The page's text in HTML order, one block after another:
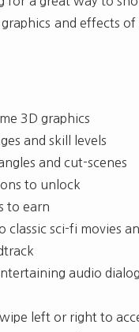
and effects
3D graphics
and skill levels
and cut-scenes
to unlock
to earn
classic sci-fi movies
audio
left or right to